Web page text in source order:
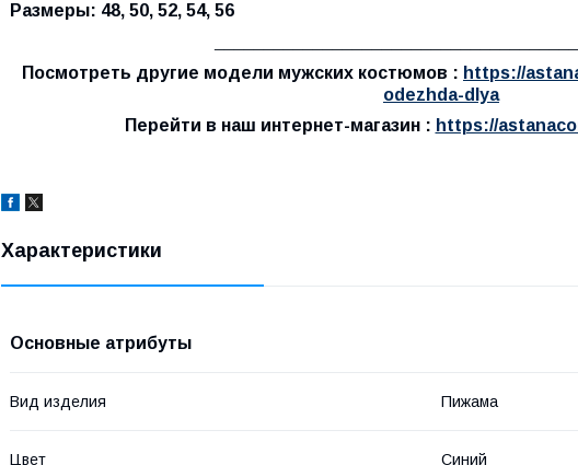
Размеры: 48, 50, 52, 54, 56
Посмотреть другие модели мужских костюмов : https://
odezhda-dlya
Перейти в наш интернет-магазин : https://
Характеристики
Основные атрибуты
Вид изделия Пижама
Цвет Синий